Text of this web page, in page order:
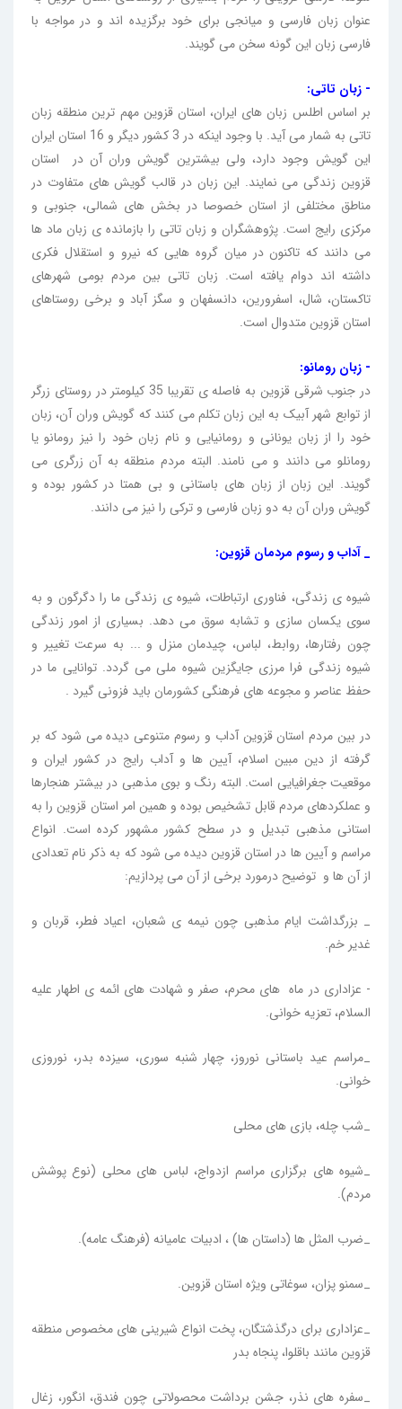
عنوان زبان فارسی و میانجی برای خود برگزیده اند و در مواجه با
فارسی زبان این گونه سخن می گویند.
- زبان تاتی:
بر اساس اطلس زبان های ایران، استان قزوین مهم ترین منطقه زبان
تاتی به شمار می آید. با وجود اینکه در 3 کشور دیگر و 16 استان ایران
این گویش وجود دارد، ولی بیشترین گویش وران آن در استان
قزوین زندگی می نمایند. این زبان در قالب گویش های متفاوت در
مناطق مختلفی از استان خصوصا در بخش های شمالی، جنوبی و
مرکزی رایج است. پژوهشگران و زبان تاتی را بازمانده ی زبان ماد ها
می دانند که تاکنون در میان گروه هایی که نیرو و استقلال فکری
داشته اند دوام یافته است. زبان تاتی بین مردم بومی شهرهای
تاکستان، شال، اسفرورین، دانسفهان و سگز آباد و برخی روستاهای
استان قزوین متدوال است.
- زبان رومانو:
در جنوب شرقی قزوین به فاصله ی تقریبا 35 کیلومتر در روستای زرگر
از توابع شهر آبیک به این زبان تکلم می کنند که گویش وران آن، زبان
خود را از زبان یونانی و رومانیایی و نام زبان خود را نیز رومانو یا
رومانلو می دانند و می نامند. البته مردم منطقه به آن زرگری می
گویند. این زبان از زبان های باستانی و بی همتا در کشور بوده و
گویش وران آن به دو زبان فارسی و ترکی را نیز می دانند.
_ آداب و رسوم مردمان قزوین:
شیوه ی زندگی، فناوری ارتباطات، شیوه ی زندگی ما را دگرگون و به
سوی یکسان سازی و تشابه سوق می دهد. بسیاری از امور زندگی
چون رفتارها، روابط، لباس، چیدمان منزل و ... به سرعت تغییر و
شیوه زندگی فرا مرزی جایگزین شیوه ملی می گردد. توانایی ما در
حفظ عناصر و مجوعه های فرهنگی کشورمان باید فزونی گیرد .
در بین مردم استان قزوین آداب و رسوم متنوعی دیده می شود که بر
گرفته از دین مبین اسلام، آیین ها و آداب رایج در کشور ایران و
موقعیت جغرافیایی است. البته رنگ و بوی مذهبی در بیشتر هنجارها
و عملکردهای مردم قابل تشخیص بوده و همین امر استان قزوین را به
استانی مذهبی تبدیل و در سطح کشور مشهور کرده است. انواع
مراسم و آیین ها در استان قزوین دیده می شود که به ذکر نام تعدادی
از آن ها و توضیح درمورد برخی از آن می پردازیم:
_ بزرگداشت ایام مذهبی چون نیمه ی شعبان، اعیاد فطر، قربان و
غدیر خم.
- عزاداری در ماه های محرم، صفر و شهادت های ائمه ی اطهار علیه
السلام، تعزیه خوانی.
_مراسم عید باستانی نوروز، چهار شنبه سوری، سیزده بدر، نوروزی
خوانی.
_شب چله، بازی های محلی
_شیوه های برگزاری مراسم ازدواج، لباس های محلی (نوع پوشش
مردم).
_ضرب المثل ها (داستان ها) ، ادبیات عامیانه (فرهنگ عامه).
_سمنو پزان، سوغاتی ویژه استان قزوین.
_عزاداری برای درگذشتگان، پخت انواع شیرینی های مخصوص منطقه
قزوین مانند باقلوا، پنجاه بدر
_سفره های نذر، جشن برداشت محصولاتی چون فندق، انگور، زغال